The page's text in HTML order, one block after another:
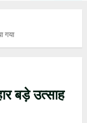
गया
बड़े उत्साह